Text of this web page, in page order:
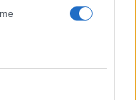
Λεμονίδης